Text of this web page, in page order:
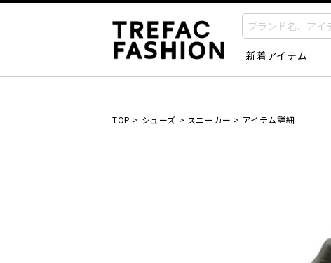
新着アイテム
TOP > シューズ > スニーカー > アイテム詳細